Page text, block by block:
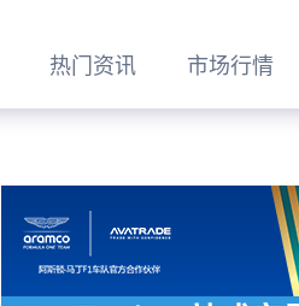
热门资讯 市场行情